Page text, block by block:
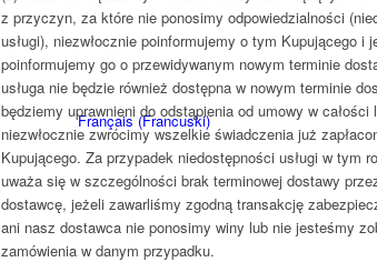
Français(Francuski)
z przyczyn, za które nie ponosimy odpowiedzialności
usługi), niezwłocznie poinformujemy o tym Kupującego i
poinformujemy go o przewidywanym nowym terminie
usługa nie będzie również dostępna w nowym terminie
będziemy uprawnieni do odstąpienia od umowy w całości
niezwłocznie zwrócimy wszelkie świadczenia już
Kupującego. Za przypadek niedostępności usługi w tym
uważa się w szczególności brak terminowej dostawy
dostawcę, jeżeli zawarliśmy zgodną transakcję
ani nasz dostawca nie ponosimy winy lub nie jesteśmy
zamówienia w danym przypadku.